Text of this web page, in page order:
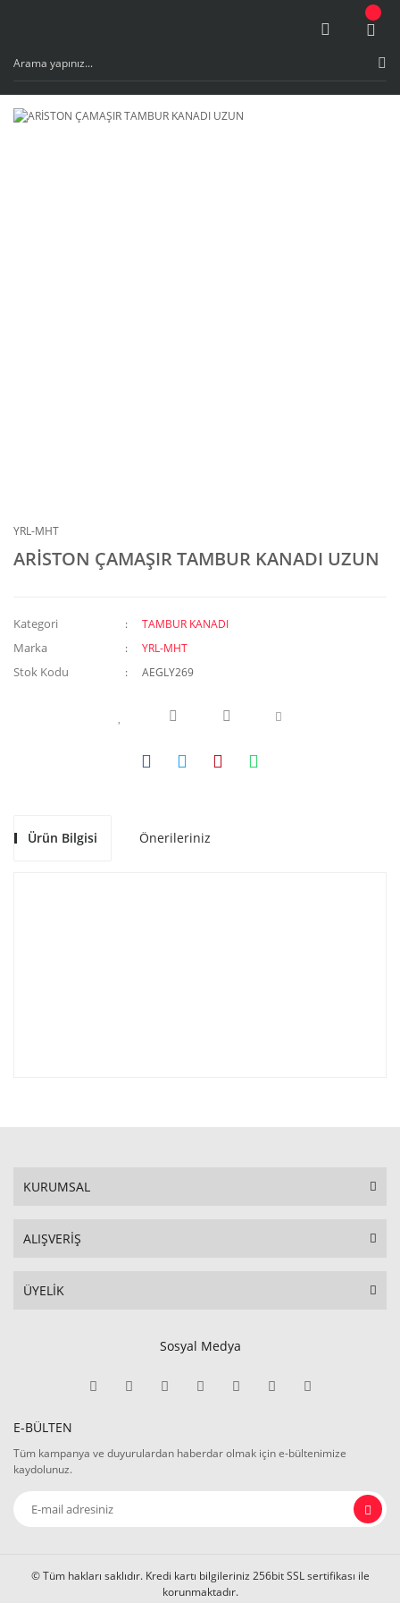
YRL-MHT
ARİSTON ÇAMAŞIR TAMBUR KANADI UZUN
Kategori TAMBUR KANADI
Marka YRL-MHT
Stok Kodu AEGLY269
Ürün Bilgisi Önerileriniz
KURUMSAL
ALIŞVERİŞ
ÜYELİK
Sosyal Medya
E-BÜLTEN
Tüm kampanya ve duyurulardan haberdar olmak için e-bültenimize
kaydolunuz.
© Tüm hakları saklıdır. Kredi kartı bilgileriniz 256bit SSL sertifikası ile
korunmaktadır.